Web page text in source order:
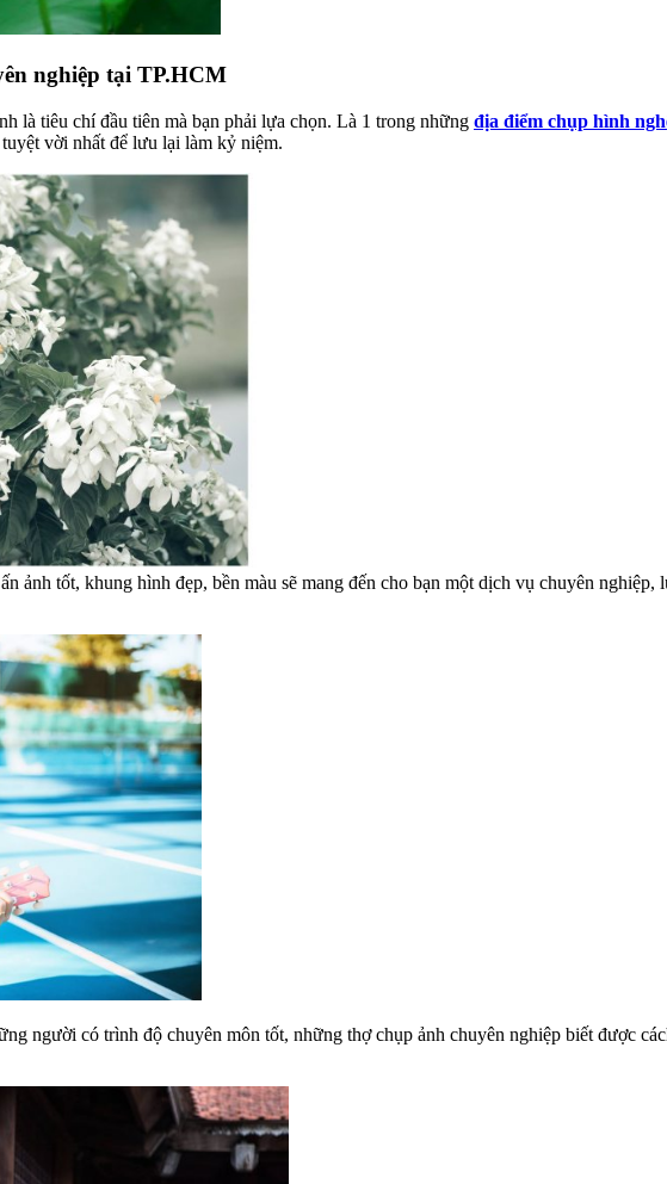
nghiệp tại TP.HCM
là tiêu chí đầu tiên mà bạn phải lựa chọn. Là 1 trong những địa điểm chụp hình
vời nhất để lưu lại làm kỷ niệm.
ảnh tốt, khung hình đẹp, bền màu sẽ mang đến cho bạn một dịch vụ chuyên
người có trình độ chuyên môn tốt, những thợ chụp ảnh chuyên nghiệp biết được